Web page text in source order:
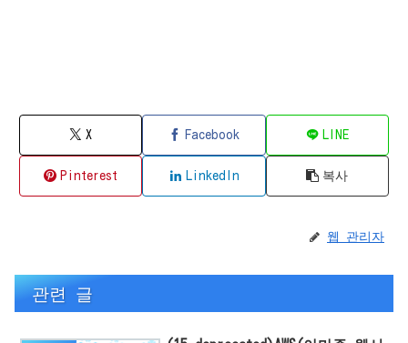
X Facebook LINE
Pinterest LinkedIn 복사
웹 관리자
관련 글